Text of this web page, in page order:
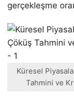
gerçekleşme
Küresel
Tahmini ve